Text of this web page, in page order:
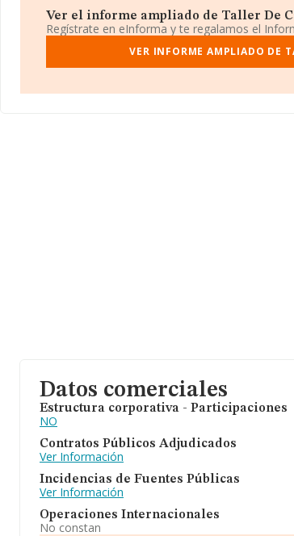
La sociedadTaller de Cambios S.L, con NIF
en Calle Del Camino De La Casilla núm. 31,
En base a la información de la que dispone
ventas entre todas las compañías alcanza los 279
Ver el informe ampliado de Taller De
Regístrate en eInforma y te regalamos el
VER INFORME AMPLIADO DE
Datos comerciales
Estructura corporativa - Participaciones
NO
Contratos Públicos Adjudicados
Ver Información
Incidencias de Fuentes Públicas
Ver Información
Operaciones Internacionales
No constan